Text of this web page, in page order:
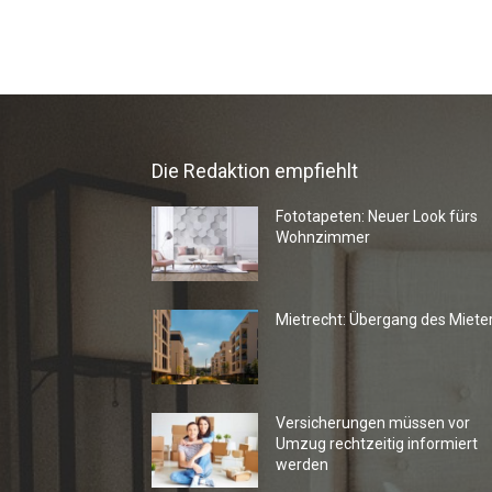
Die Redaktion empfiehlt
Fototapeten: Neuer Look fürs
Wohnzimmer
Mietrecht: Übergang des
Versicherungen müssen vor
Umzug rechtzeitig informiert
werden